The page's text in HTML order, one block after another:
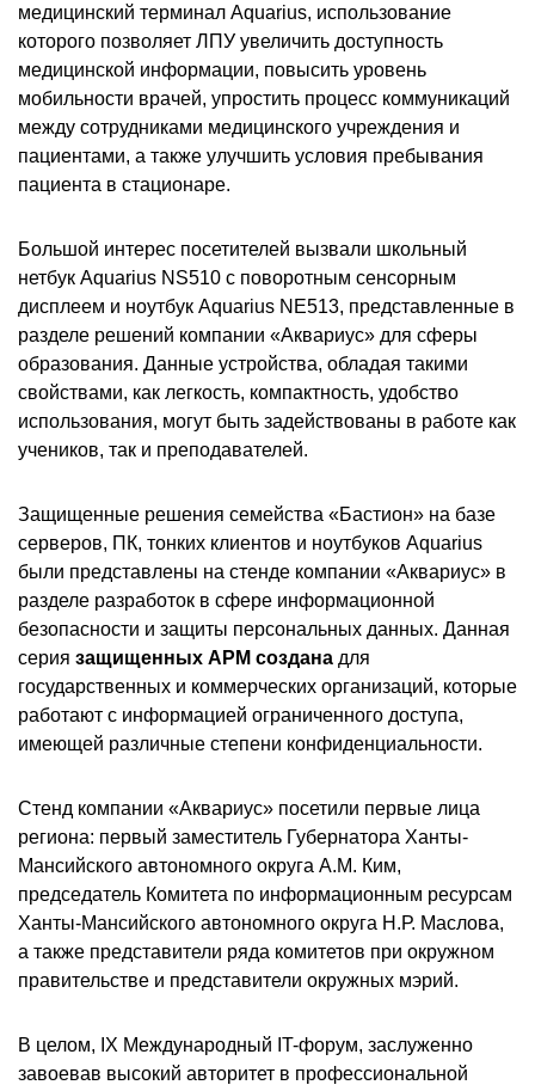
медицинский терминал Aquarius, использование
которого позволяет ЛПУ увеличить доступность
медицинской информации, повысить уровень
мобильности врачей, упростить процесс коммуникаций
между сотрудниками медицинского учреждения и
пациентами, а также улучшить условия пребывания
пациента в стационаре.
Большой интерес посетителей вызвали школьный
нетбук Aquarius NS510 с поворотным сенсорным
дисплеем и ноутбук Aquarius NE513, представленные в
разделе решений компании «Аквариус» для сферы
образования. Данные устройства, обладая такими
свойствами, как легкость, компактность, удобство
использования, могут быть задействованы в работе как
учеников, так и преподавателей.
Защищенные решения семейства «Бастион» на базе
серверов, ПК, тонких клиентов и ноутбуков Aquarius
были представлены на стенде компании «Аквариус» в
разделе разработок в сфере информационной
безопасности и защиты персональных данных. Данная
серия защищенных АРМ создана для
государственных и коммерческих организаций, которые
работают с информацией ограниченного доступа,
имеющей различные степени конфиденциальности.
Стенд компании «Аквариус» посетили первые лица
региона: первый заместитель Губернатора Ханты-
Мансийского автономного округа А.М. Ким,
председатель Комитета по информационным ресурсам
Ханты-Мансийского автономного округа Н.Р. Маслова,
а также представители ряда комитетов при окружном
правительстве и представители окружных мэрий.
В целом, IX Международный IT-форум, заслуженно
завоевав высокий авторитет в профессиональной